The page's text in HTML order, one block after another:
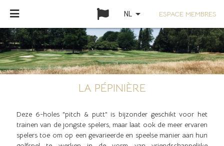
ESPACE MEMBRES
NL arrow_drop_down
LA PÉPINIÈRE
Deze 6-holes "pitch & putt" is bijzonder geschikt voor het
trainen van de jongste spelers, maar laat ook de meer ervaren
spelers toe om op een gevarieerde en speelse manier aan hun